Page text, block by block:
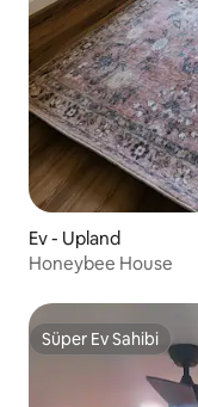
Ev - Upland
Honeybee House
Süper Ev Sahibi
Süper Ev Sahibi